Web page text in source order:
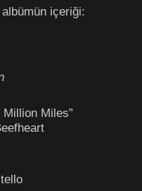
içeriği:
Miles”